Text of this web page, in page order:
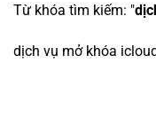
Từ khóa tìm kiếm: "
dịch vụ mở khóa